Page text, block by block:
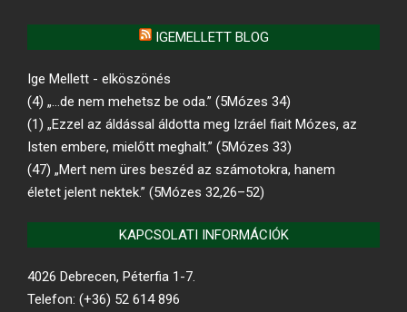
IGEMELLETT BLOG
Ige Mellett - elköszönés
(4) „…de nem mehetsz be oda.” (5Mózes 34)
(1) „Ezzel az áldással áldotta meg Izráel fiait Mózes, az
Isten embere, mielőtt meghalt.” (5Mózes 33)
(47) „Mert nem üres beszéd az számotokra, hanem
életet jelent nektek.” (5Mózes 32,26–52)
KAPCSOLATI INFORMÁCIÓK
4026 Debrecen, Péterfia 1-7.
Telefon: (+36) 52 614 896